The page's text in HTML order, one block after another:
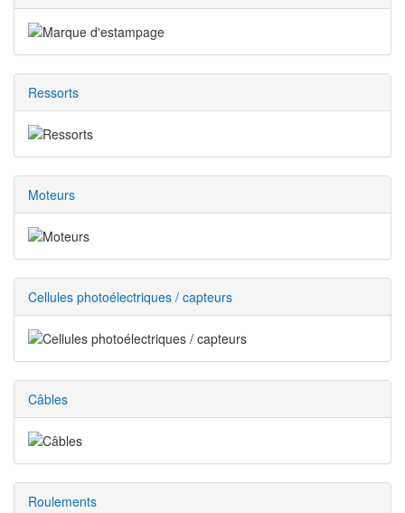
Ressorts
Moteurs
Cellules photoélectriques / capteurs
Câbles
Roulements